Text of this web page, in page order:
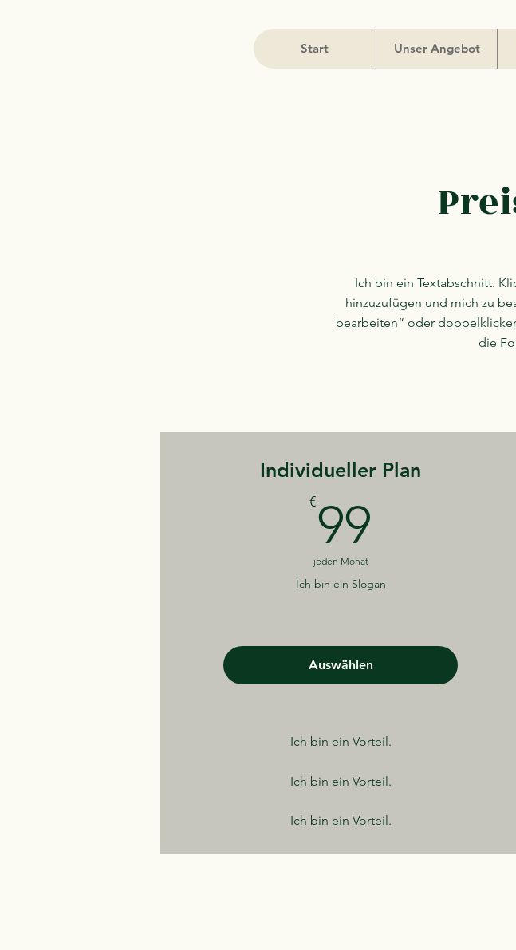
Start Unser Angebot
Ich bin ein Textabschnitt.
hinzuzufügen und mich zu
bearbeiten“ oder
die
Individueller Plan
€99
jeden Monat
Ich bin ein Slogan
Auswählen
Ich bin ein Vorteil.
Ich bin ein Vorteil.
Ich bin ein Vorteil.